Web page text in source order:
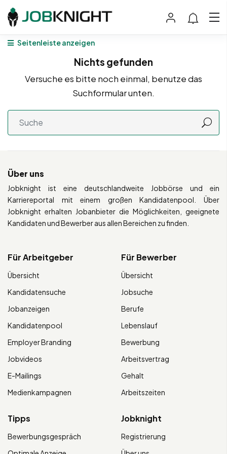
Seitenleiste anzeigen
Nichts gefunden
Versuche es bitte noch einmal, benutze das
Suchformular unten.
Über uns
Jobknight ist eine deutschlandweite Jobbörse und ein
Karriereportal mit einem großen Kandidatenpool. Über
Jobknight erhalten Jobanbieter die Möglichkeiten, geeignete
Kandidaten und Bewerber aus allen Bereichen zu finden.
Für Arbeitgeber
Übersicht
Kandidatensuche
Jobanzeigen
Kandidatenpool
Employer Branding
Jobvideos
E-Mailings
Medienkampagnen
Für Bewerber
Übersicht
Jobsuche
Berufe
Lebenslauf
Bewerbung
Arbeitsvertrag
Gehalt
Arbeitszeiten
Tipps
Bewerbungsgespräch
Jobknight
Registrierung